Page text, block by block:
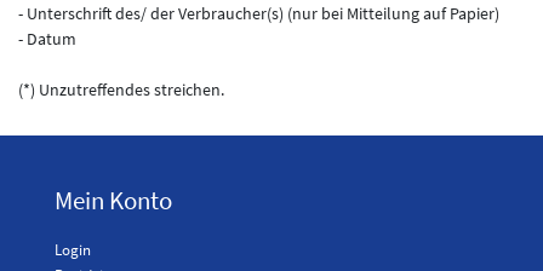
- Unterschrift des/ der Verbraucher(s) (nur bei Mitteilung auf Papier)
- Datum
(*) Unzutreffendes streichen.
Mein Konto
Login